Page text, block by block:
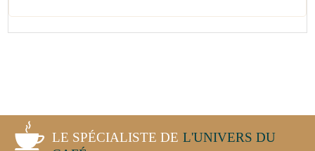
LE SPÉCIALISTE DE L'UNIVERS DU